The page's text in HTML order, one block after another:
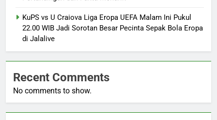
KuPS vs U Craiova Liga Eropa UEFA Malam Ini Pukul
22.00 WIB Jadi Sorotan Besar Pecinta Sepak Bola Eropa
di Jalalive
Recent Comments
No comments to show.